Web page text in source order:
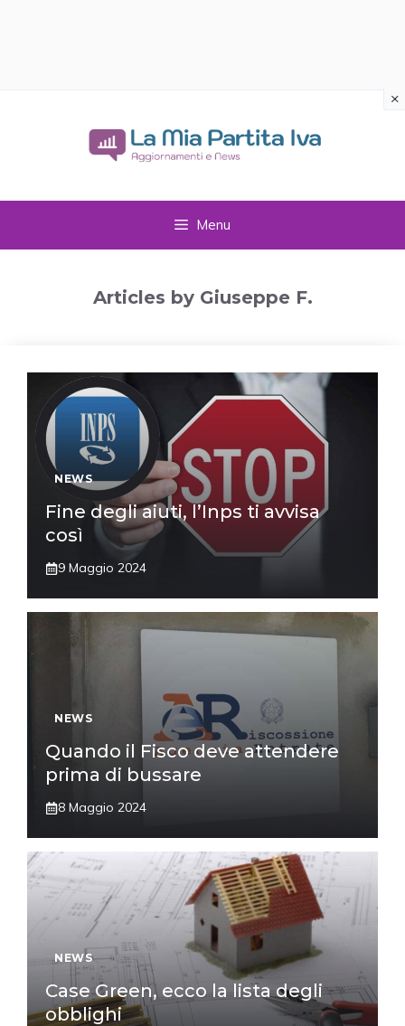
Menu
Articles by Giuseppe F.
NEWS
Fine degli aiuti, l’Inps ti avvisa
così
9 Maggio 2024
NEWS
Quando il Fisco deve attendere
prima di bussare
8 Maggio 2024
NEWS
Case Green, ecco la lista degli
obblighi
×